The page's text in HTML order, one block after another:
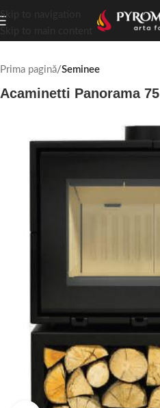
Skip to navigation
Prima pagină Seminee
Acaminetti Panorama 75